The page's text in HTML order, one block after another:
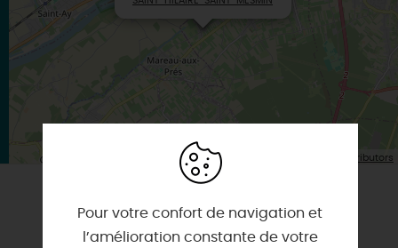
Leaflet| Map data © OpenStreetMap contributors
A TESTER ÉGALEMENT SUR PLACE OU À
PROXIMITÉ
Pour votre confort de navigation et
l’amélioration constante de votre